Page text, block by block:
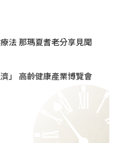
法 那瑪夏耆老分享見聞
濟」 高齡健康產業博覽會